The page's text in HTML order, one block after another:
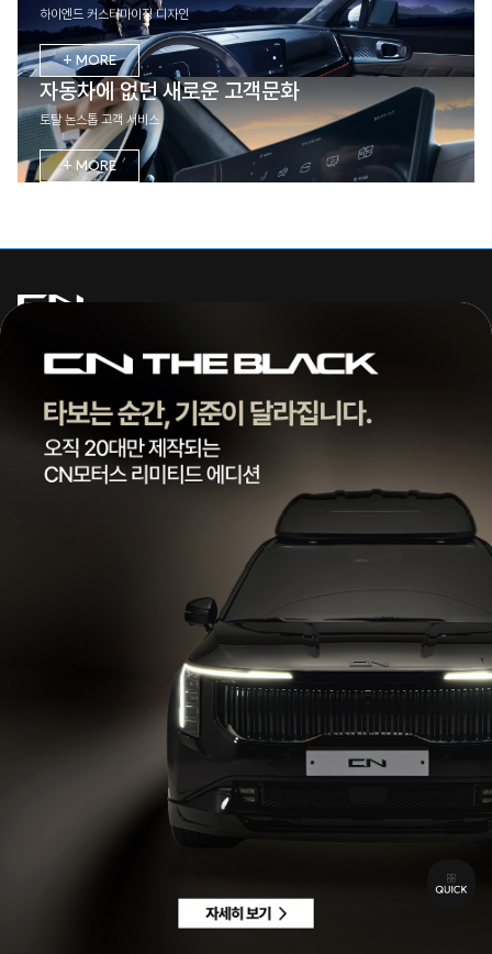
하이엔드 커스터마이징 디자인
+ MORE
자동차에 없던 새로운 고객문화
토탈 논스톱 고객 서비스
+ MORE
주식회사 씨엔모터스
대표 | 조종현
전화 |1855-3966
팩스 | 032-578-3966
통신판매업신고번호 | 제 2022-인천서구-2322호
차량구매상담 | 평일 09:00 ~ 18:00 / 주말 및 공휴일 10:00 ~ 18:00
AS 및 기타상담 | 평일 09:00 ~ 18:00 / 주말 및 공휴일 휴무
이메일수집정보